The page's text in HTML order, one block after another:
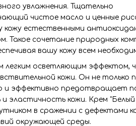
увлажнения. Тщательно
чистое масло и ценные
кожу естественными
Такое сочетание природных
вашу кожу всем
легким осветляющим эффектом,
кожи. Он не только
и эффективно предотвращает
эластичность кожи. Крем "Белый
в сражении с дефектами
окружающей среды.